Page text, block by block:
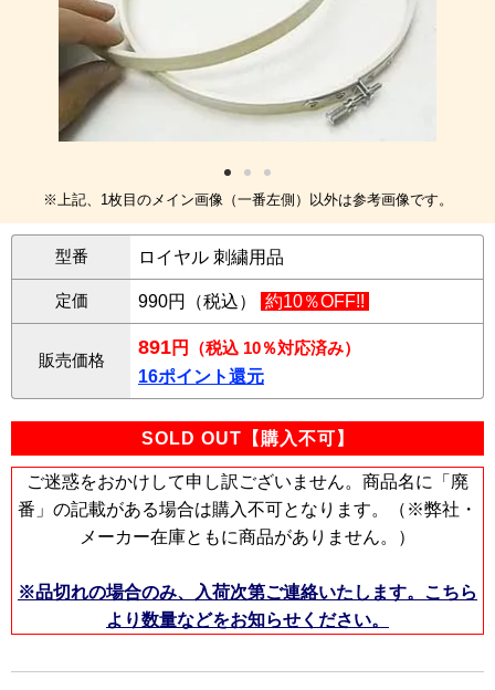
※上記、1枚目のメイン画像（一番左側）以外は参考画像です。
型番 ロイヤル 刺繍用品
定価 990円（税込） 約10％OFF!!
販売価格
891円
（税込 10％対応済み）
16ポイント還元
SOLD OUT【購入不可】
ご迷惑をおかけして申し訳ございません。商品名に「廃
番」の記載がある場合は購入不可となります。（※弊社・
メーカー在庫ともに商品がありません。）
※品切れの場合のみ、入荷次第ご連絡いたします。こちら
より数量などをお知らせください。